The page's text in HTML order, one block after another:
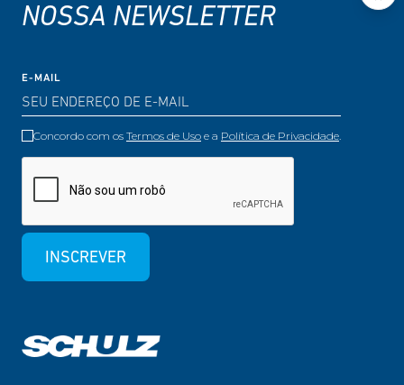
NOSSA NEWSLETTER
E-MAIL
Concordo com os Termos de Uso e a Política de Privacidade
INSCREVER